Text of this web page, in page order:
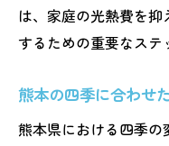
は、家庭の光熱費を
するための重要なステ
熊本の四季に合わせ
熊本県における四季